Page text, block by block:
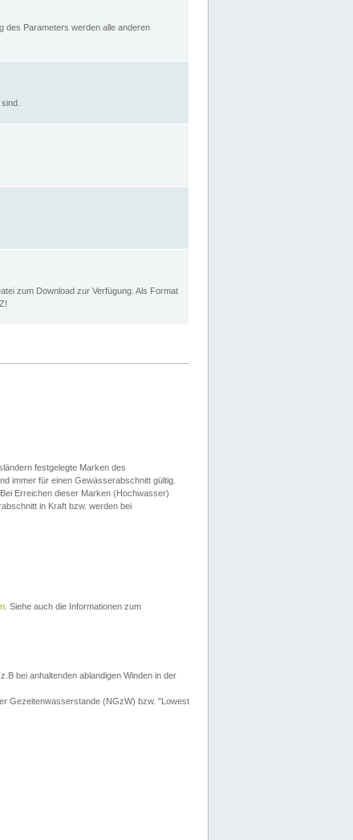
des Parameters werden alle anderen
zum Download zur Verfügung. Als Format
festgelegte Marken des
immer für einen Gewässerabschnitt gültig.
Erreichen dieser Marken (Hochwasser)
in Kraft bzw. werden bei
. Siehe auch die Informationen zum
bei anhaltenden ablandigen Winden in der
Gezeitenwasserstande (NGzW) bzw. "Lowest